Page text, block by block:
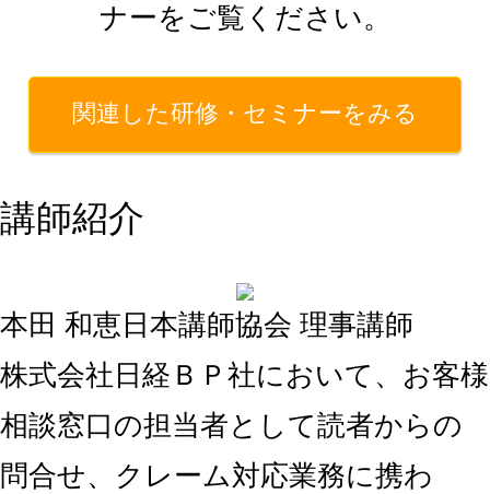
ナーをご覧ください。
関連した研修・セミナーをみる
講師紹介
本田 和恵 日本講師協会 理事講師
株式会社日経ＢＰ社において、お客様
相談窓口の担当者として読者からの
問合せ、クレーム対応業務に携わ